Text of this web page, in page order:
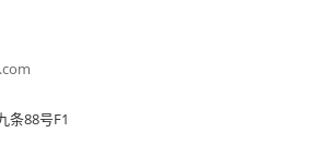
条88号F1